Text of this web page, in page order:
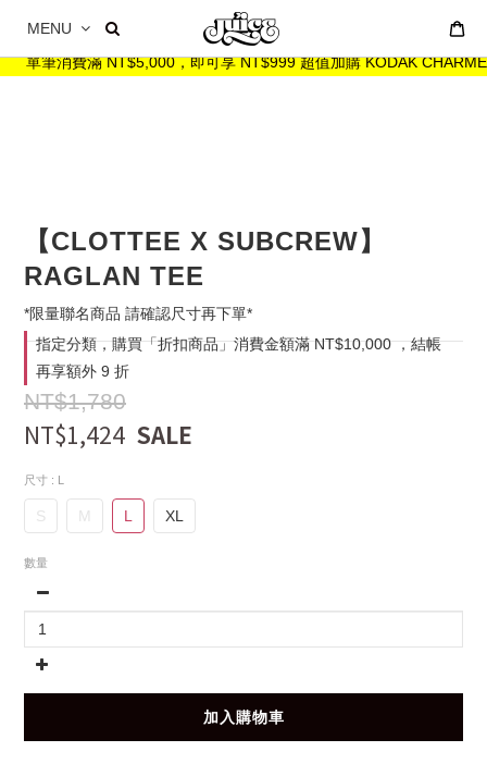
單筆消費滿 NT$5,000，即可享 NT$999 超值加購 KODAK
MENU
【CLOTTEE X SUBCREW】
RAGLAN TEE
*限量聯名商品 請確認尺寸再下單*
指定分類，購買「折扣商品」消費金額滿 NT$10,000 ，結帳
再享額外 9 折
NT$1,780
NT$1,424
尺寸 : L
S M L XL
數量
加入購物車